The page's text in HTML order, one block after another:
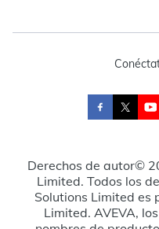
Derechos de autor©
Limited. Todos los
Solutions Limited es
Limited. AVEVA,